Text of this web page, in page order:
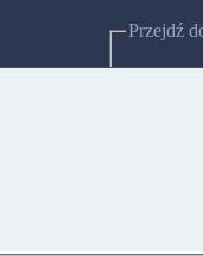
Przejdź